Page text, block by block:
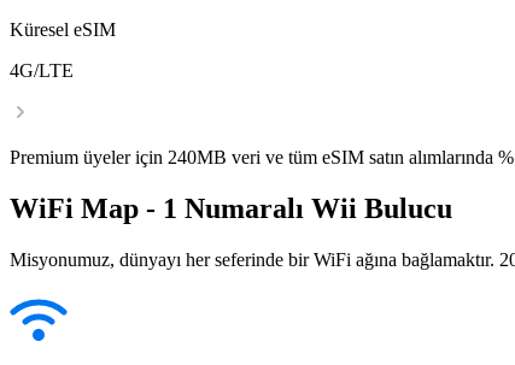
Küresel eSIM
4G/LTE
Premium üyeler için 240MB veri ve tüm eSIM satın alımlarında
WiFi Map - 1 Numaralı Wii Bulucu
Misyonumuz, dünyayı her seferinde bir WiFi ağına bağlamaktır.